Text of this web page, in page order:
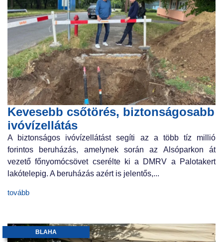
Kevesebb csőtörés, biztonságosabb
ivóvízellátás
A biztonságos ivóvízellátást segíti az a több tíz millió
forintos beruházás, amelynek során az Alsóparkon át
vezető főnyomócsövet cserélte ki a DMRV a Palotakert
lakótelepig. A beruházás azért is jelentős,...
tovább
BLAHA